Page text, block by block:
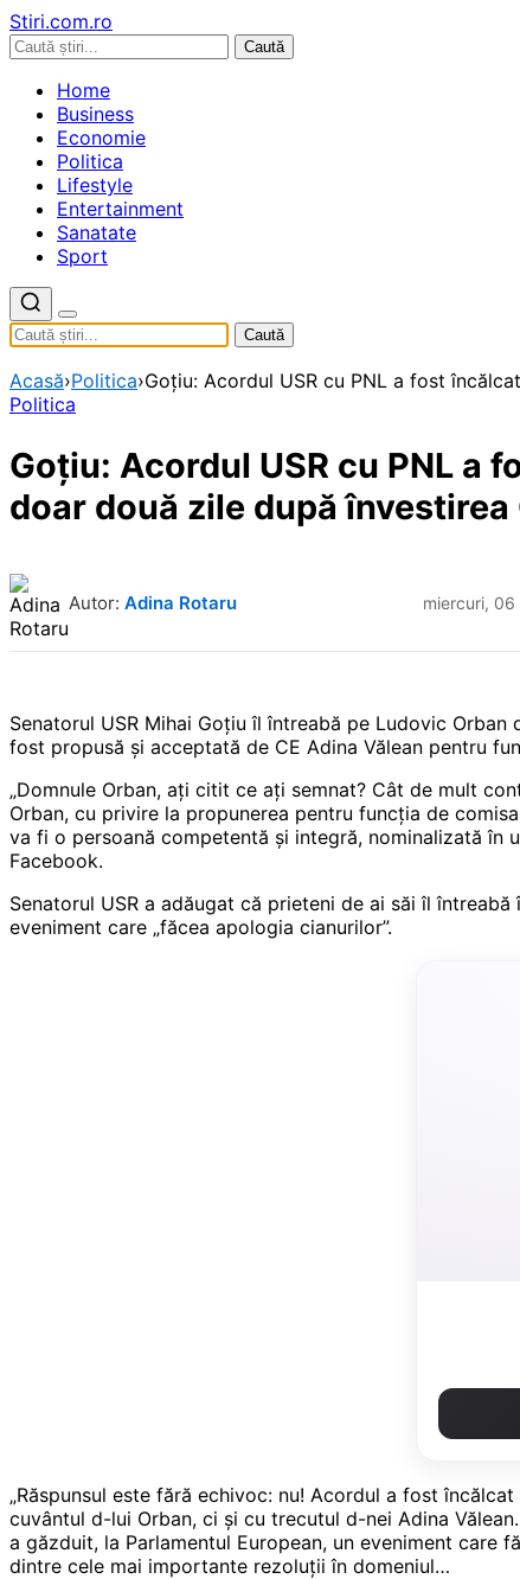
Stiri.com.ro
Caută
Home
Business
Economie
Politica
Lifestyle
Entertainment
Sanatate
Sport
Caută
Acasă›Politica›Goțiu: Acordul USR cu PNL a fost
Politica
Goțiu: Acordul USR cu PNL a
doar două zile după
Autor: Adina Rotaru miercuri, 06
Senatorul USR Mihai Goțiu îl întreabă pe Ludovic
fost propusă și acceptată de CE Adina Vălean pentru
„Domnule Orban, ați citit ce ați semnat? Cât de mult
Orban, cu privire la propunerea pentru funcția de
va fi o persoană competentă și integră, nominalizată în
Facebook.
Senatorul USR a adăugat că prieteni de ai săi îl
eveniment care „făcea apologia cianurilor”.
„Răspunsul este fără echivoc: nu! Acordul a fost
cuvântul d-lui Orban, ci și cu trecutul d-nei Adina
a găzduit, la Parlamentul European, un eveniment care
dintre cele mai importante rezoluții în domeniul…